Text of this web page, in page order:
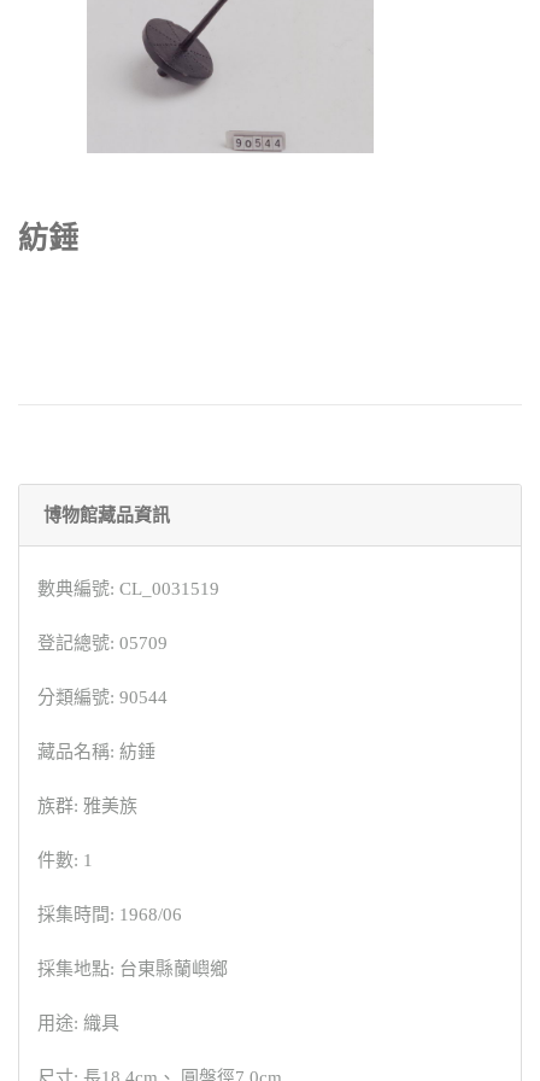
紡錘
博物館藏品資訊
數典編號: CL_0031519
登記總號: 05709
分類編號: 90544
藏品名稱: 紡錘
族群: 雅美族
件數: 1
採集時間: 1968/06
採集地點: 台東縣蘭嶼鄉
用途: 織具
尺寸: 長18.4cm、 圓盤徑7.0cm